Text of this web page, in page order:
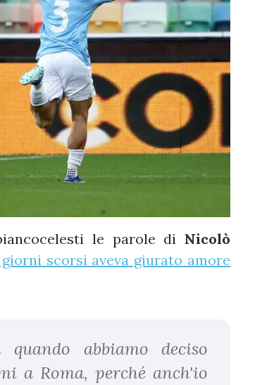
le parole di Nicolò
scorsi aveva giurato amore
abbiamo deciso
a Roma, perché anch'io